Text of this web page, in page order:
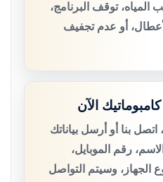
المياه، توقف البرنامج،
أو عدم تجفيف
الآن
بنا أو أرسل بياناتك
رقم الموبايل،
الجهاز، وسيتم التواصل